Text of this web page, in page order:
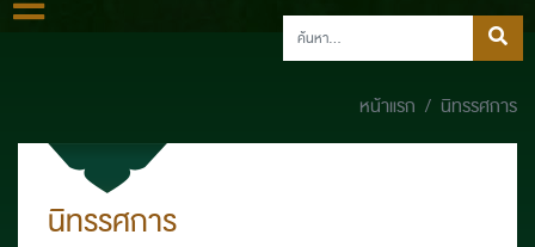
หน้าแรก นิทรรศการ
นิทรรศการ